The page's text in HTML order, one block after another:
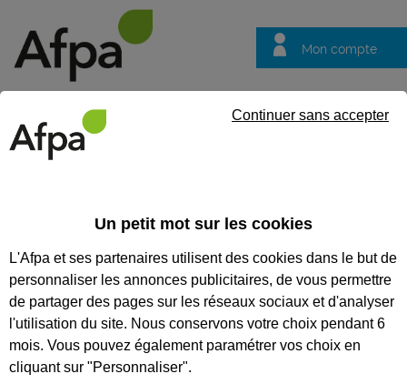
Mon compte
questions
Fil info
L’industrie française
en panne de main
d’œuvre
Ce n’est un secret pour personne
désormais : l’industrie recrute, et pas
Un petit mot sur les cookies
L'Afpa et ses partenaires utilisent des cookies dans le but de
personnaliser les annonces publicitaires, de vous permettre
de partager des pages sur les réseaux sociaux et d'analyser
l'utilisation du site. Nous conservons votre choix pendant 6
mois. Vous pouvez également paramétrer vos choix en
cliquant sur "Personnaliser".
Continuer sans accepter